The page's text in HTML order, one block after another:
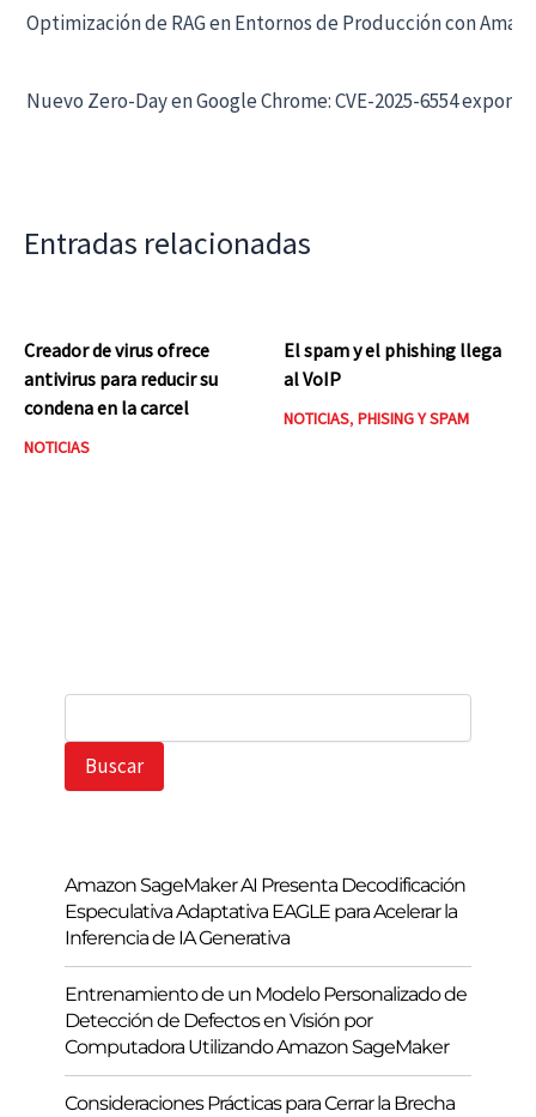
Optimización de RAG en Entornos de Producción con
Nuevo Zero-Day en Google Chrome: CVE-2025-6554
Entradas relacionadas
Creador de virus ofrece
antivirus para reducir su
condena en la carcel
NOTICIAS
El spam y el phishing llega
al VoIP
NOTICIAS, PHISING Y SPAM
Buscar
Amazon SageMaker AI Presenta Decodificación
Especulativa Adaptativa EAGLE para Acelerar la
Inferencia de IA Generativa
Entrenamiento de un Modelo Personalizado de
Detección de Defectos en Visión por
Computadora Utilizando Amazon SageMaker
Consideraciones Prácticas para Cerrar la Brecha